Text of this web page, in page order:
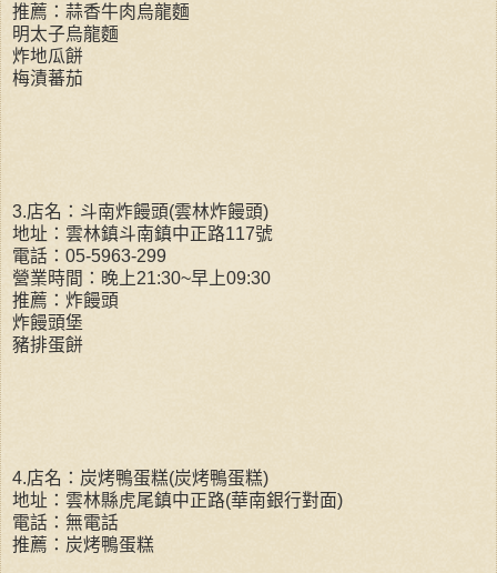
推薦：蒜香牛肉烏龍麵
明太子烏龍麵
炸地瓜餅
梅漬蕃茄
3.店名：斗南炸饅頭(雲林炸饅頭)
地址：雲林鎮斗南鎮中正路117號
電話：05-5963-299
營業時間：晚上21:30~早上09:30
推薦：炸饅頭
炸饅頭堡
豬排蛋餅
4.店名：炭烤鴨蛋糕(炭烤鴨蛋糕)
地址：雲林縣虎尾鎮中正路(華南銀行對面)
電話：無電話
推薦：炭烤鴨蛋糕